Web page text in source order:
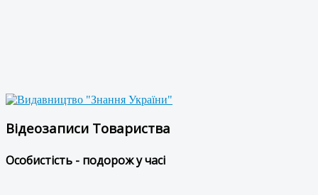
Відеозаписи Товариства
Особистість - подорож у часі